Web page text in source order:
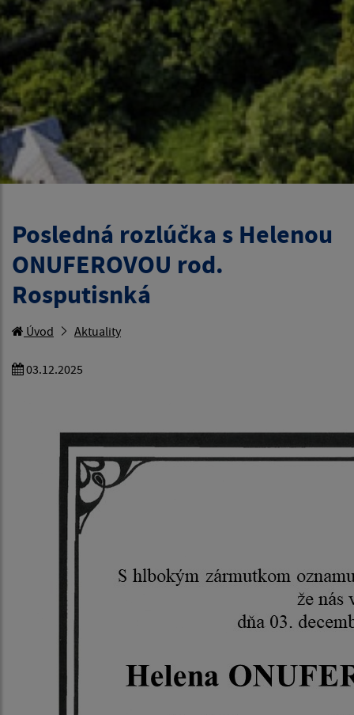
Posledná rozlúčka s Helenou
ONUFEROVOU rod.
Rosputisnká
Úvod Aktuality
03.12.2025